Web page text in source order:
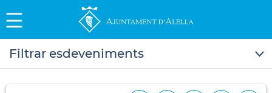
Filtrar esdeveniments